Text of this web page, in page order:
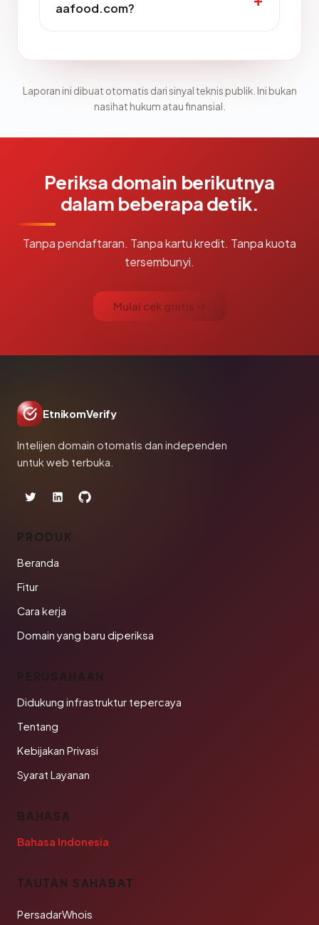
aafood.com?
Laporan ini dibuat otomatis dari sinyal teknis publik. Ini bukan
nasihat hukum atau finansial.
Periksa domain berikutnya
dalam beberapa detik.
Tanpa pendaftaran. Tanpa kartu kredit. Tanpa kuota
tersembunyi.
Mulai cek gratis →
EtnikomVerify
Intelijen domain otomatis dan independen
untuk web terbuka.
PRODUK
Beranda
Fitur
Cara kerja
Domain yang baru diperiksa
PERUSAHAAN
Didukung infrastruktur tepercaya
Tentang
Kebijakan Privasi
Syarat Layanan
BAHASA
Bahasa Indonesia
TAUTAN SAHABAT
PersadarWhois